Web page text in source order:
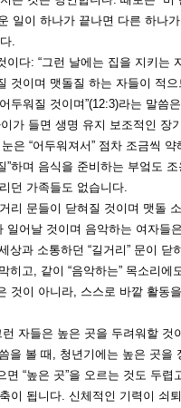
일이 하나가 끝나면 다른 하나
.
다: “그런 날에는 집을 지키는
것이며 맷돌질 하는 자들이 적으
두워질 것이며”(12:3)라는 말씀
가 들면 생명 유지 보조적인 장
은 “어두워져서” 점차 조금씩 약
”하며 음식을 준비하는 부엌도 조
던 가족들도 없습니다.
리 문들이 닫혀질 것이며 맷돌
일어날 것이며 음악하는 여자들
상과 소통하던 “길거리” 문이 닫
히고, 같이 “음악하는” 목소리에
것이 아니라, 스스로 바깥 활동을
자들은 높은 곳을 두려워할 것
을 볼 때, 청년기에는 높은 곳을
“높은 곳”을 오르는 것도 두렵
이 됩니다. 신체적인 기력이 쇠